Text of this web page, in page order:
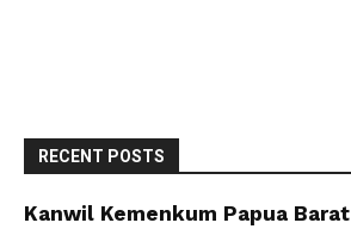
RECENT POSTS
Kanwil Kemenkum Papua Barat